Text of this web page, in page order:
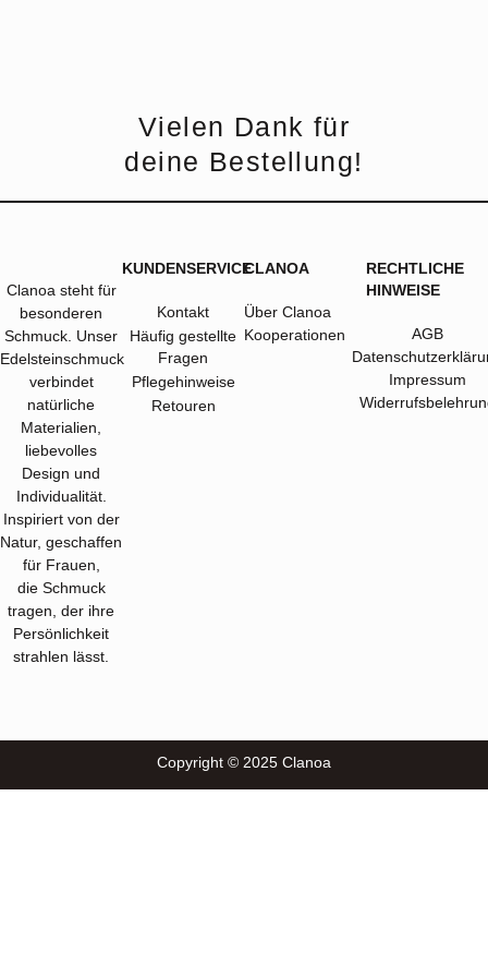
Vielen Dank für
deine Bestellung!
Clanoa steht für
besonderen
Schmuck. Unser
Edelsteinschmuck
verbindet
natürliche
Materialien,
liebevolles
Design und
Individualität.
Inspiriert von der
Natur, geschaffen
für Frauen,
die Schmuck
tragen, der ihre
Persönlichkeit
strahlen lässt.
KUNDENSERVICE
Kontakt
Häufig gestellte
Fragen
Pflegehinweise
Retouren
CLANOA
Über Clanoa
Kooperationen
RECHTLICHE
HINWEISE
AGB
Impressum
Copyright © 2025 Clanoa